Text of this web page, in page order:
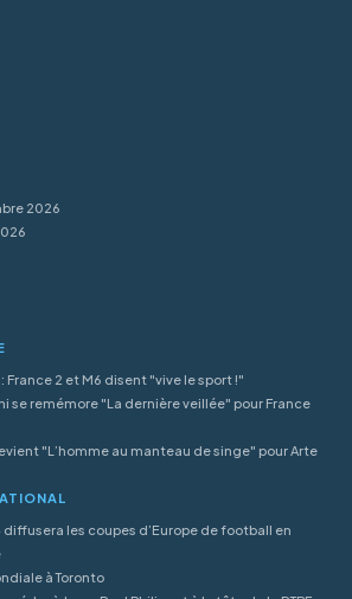
2026
2 et M6 disent "vive le sport !"
se remémore "La dernière veillée" pour France
"L’homme au manteau de singe" pour Arte
les coupes d’Europe de football en
à Toronto